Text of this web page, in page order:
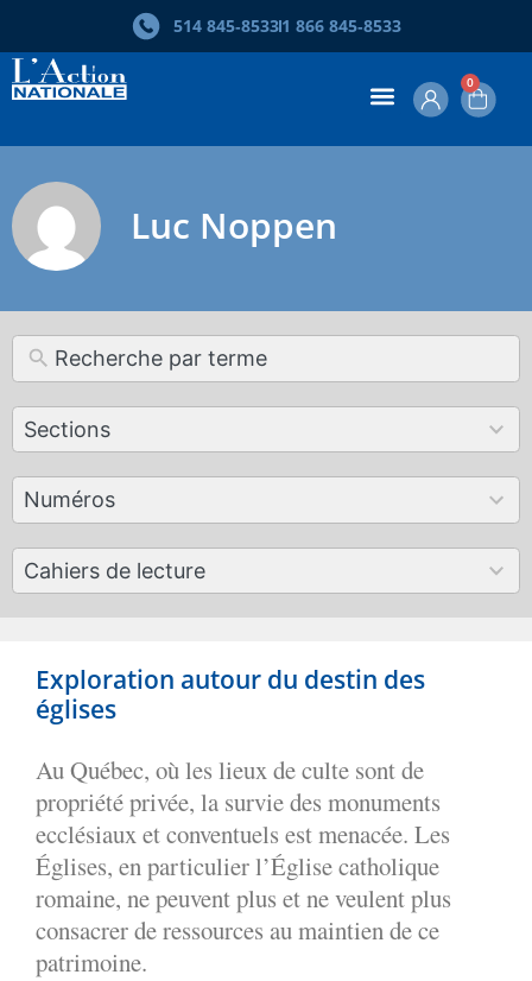
514 845‑85331 866 845‑8533
0
Luc Noppen
Sections
12
results
Numéros
179
results
Cahiers de lecture
50
results
Exploration autour du destin des
églises
Au Québec, où les lieux de culte sont de
propriété privée, la survie des monuments
ecclésiaux et conventuels est menacée. Les
Églises, en particulier l’Église catholique
romaine, ne peuvent plus et ne veulent plus
consacrer de ressources au maintien de ce
patrimoine.